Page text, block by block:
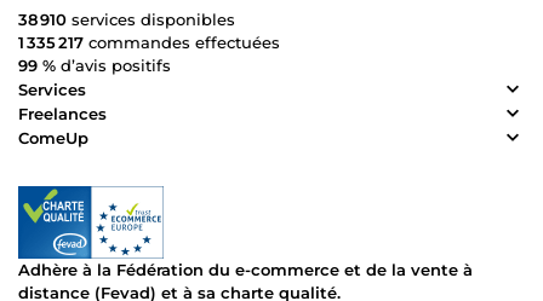
38 910 services disponibles
1 335 217 commandes effectuées
99 % d’avis positifs
Services
Freelances
ComeUp
Adhère à la Fédération du e-commerce et de la vente à
distance (Fevad) et à sa charte qualité.